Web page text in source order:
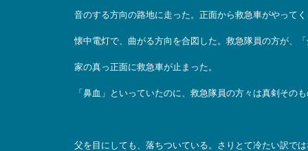
音のする方向の路地に走った。正面から救急車がやって
懐中電灯で、曲がる方向を合図した。救急隊員の方が、
家の真っ正面に救急車が止まった。
「鼻血」といっていたのに、救急隊員の方々は真剣その
父を目にしても、落ちついている。さりとて冷たい訳で